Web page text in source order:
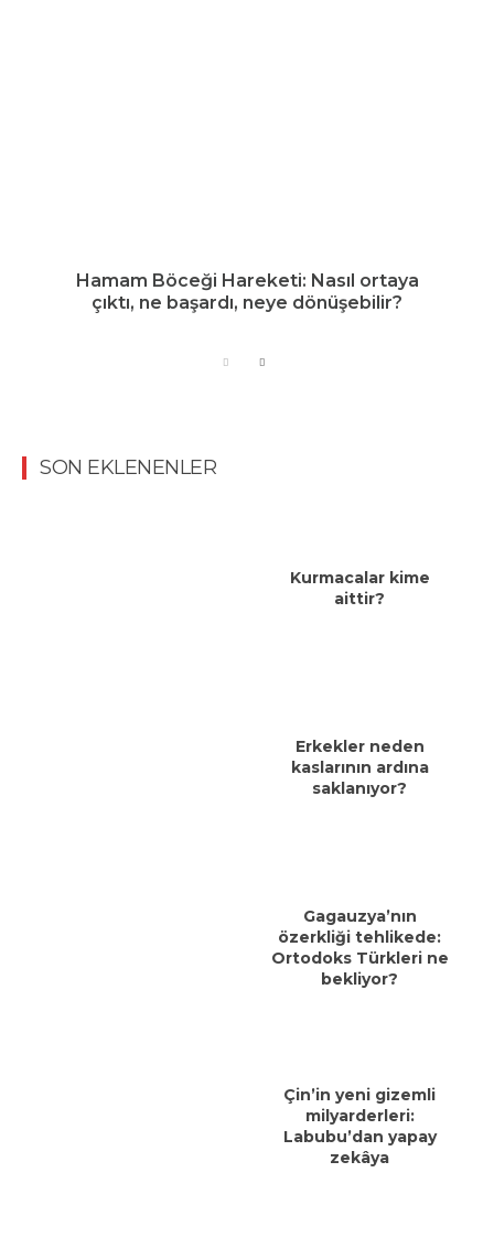
Hamam Böceği Hareketi: Nasıl ortaya
çıktı, ne başardı, neye dönüşebilir?
SON EKLENENLER
Kurmacalar kime
aittir?
Erkekler neden
kaslarının ardına
saklanıyor?
Gagauzya’nın
özerkliği tehlikede:
Ortodoks Türkleri ne
bekliyor?
Çin’in yeni gizemli
milyarderleri:
Labubu’dan yapay
zekâya